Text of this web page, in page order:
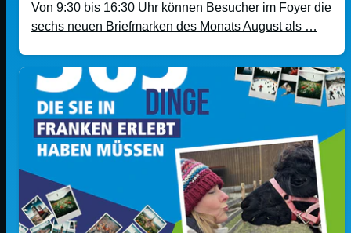
Von 9:30 bis 16:30 Uhr können Besucher im Foyer die
sechs neuen Briefmarken des Monats August als …